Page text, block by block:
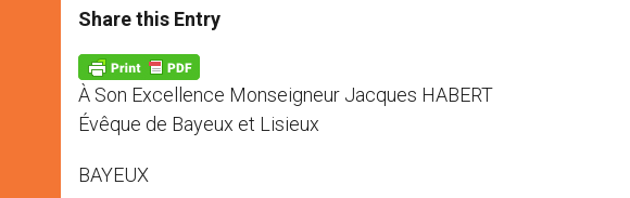
t
s
p
p
s
e
g
e
r
e
b
o
k
Share this Entry
À Son Excellence Monseigneur Jacques HABERT
Évêque de Bayeux et Lisieux
BAYEUX